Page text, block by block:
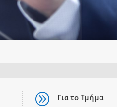
A Για το Τμήμα